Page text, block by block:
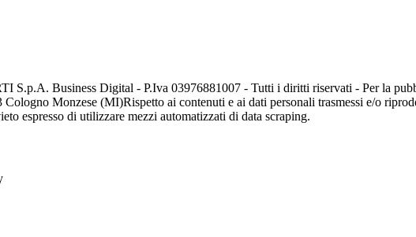
S.p.A. Business Digital - P.Iva 03976881007 - Tutti i diritti riservati - Per la
Cologno Monzese (MI)Rispetto ai contenuti e ai dati personali trasmessi e/o
espresso di utilizzare mezzi automatizzati di data scraping.